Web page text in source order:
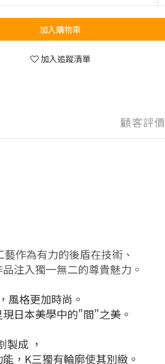
加入購物車
加入追蹤清單
顧客評價
作為有力的後盾在技術、
注入獨一無二的尊貴魅力。
風格更加時尚。
日本美學中的"間"之美。
成 ，
，K三獨有輪廓使其別緻。